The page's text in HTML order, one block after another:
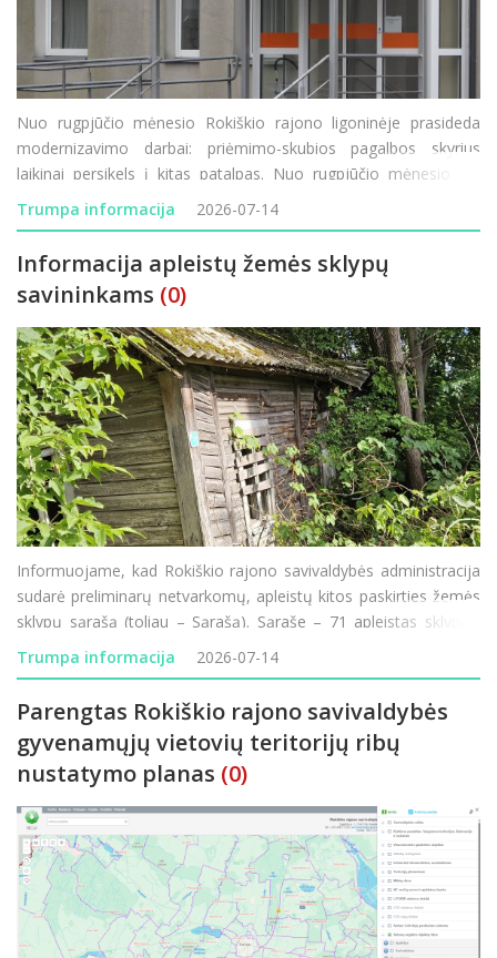
Nuo rugpjūčio mėnesio Rokiškio rajono ligoninėje prasideda
modernizavimo darbai: priėmimo-skubios pagalbos skyrius
laikinai persikels į kitas patalpas. Nuo rugpjūčio mėnesio VšĮ
Rokiškio rajono ligoninėje prasideda vienas didžiausių pastarųjų
metų infrastruktūros modernizavimo
Trumpa informacija 2026-07-14
Informacija apleistų žemės sklypų
savininkams (0)
Informuojame, kad Rokiškio rajono savivaldybės administracija
sudarė preliminarų netvarkomų, apleistų kitos paskirties žemės
sklypų sąrašą (toliau – Sąrašą). Sąraše – 71 apleistas sklypas.
Daugiausia netvarkomų ir apleistų sklypų šiais metais užfiksuot
Trumpa informacija 2026-07-14
Parengtas Rokiškio rajono savivaldybės
gyvenamųjų vietovių teritorijų ribų
nustatymo planas (0)